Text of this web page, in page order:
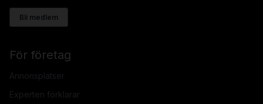
Bli medlem
För företag
Annonsplatser
Experten förklarar